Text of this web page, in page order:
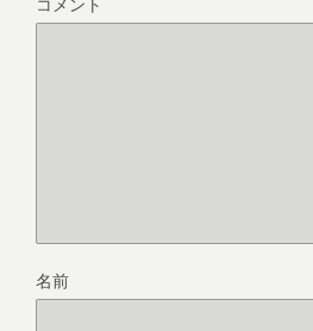
コメント
名前